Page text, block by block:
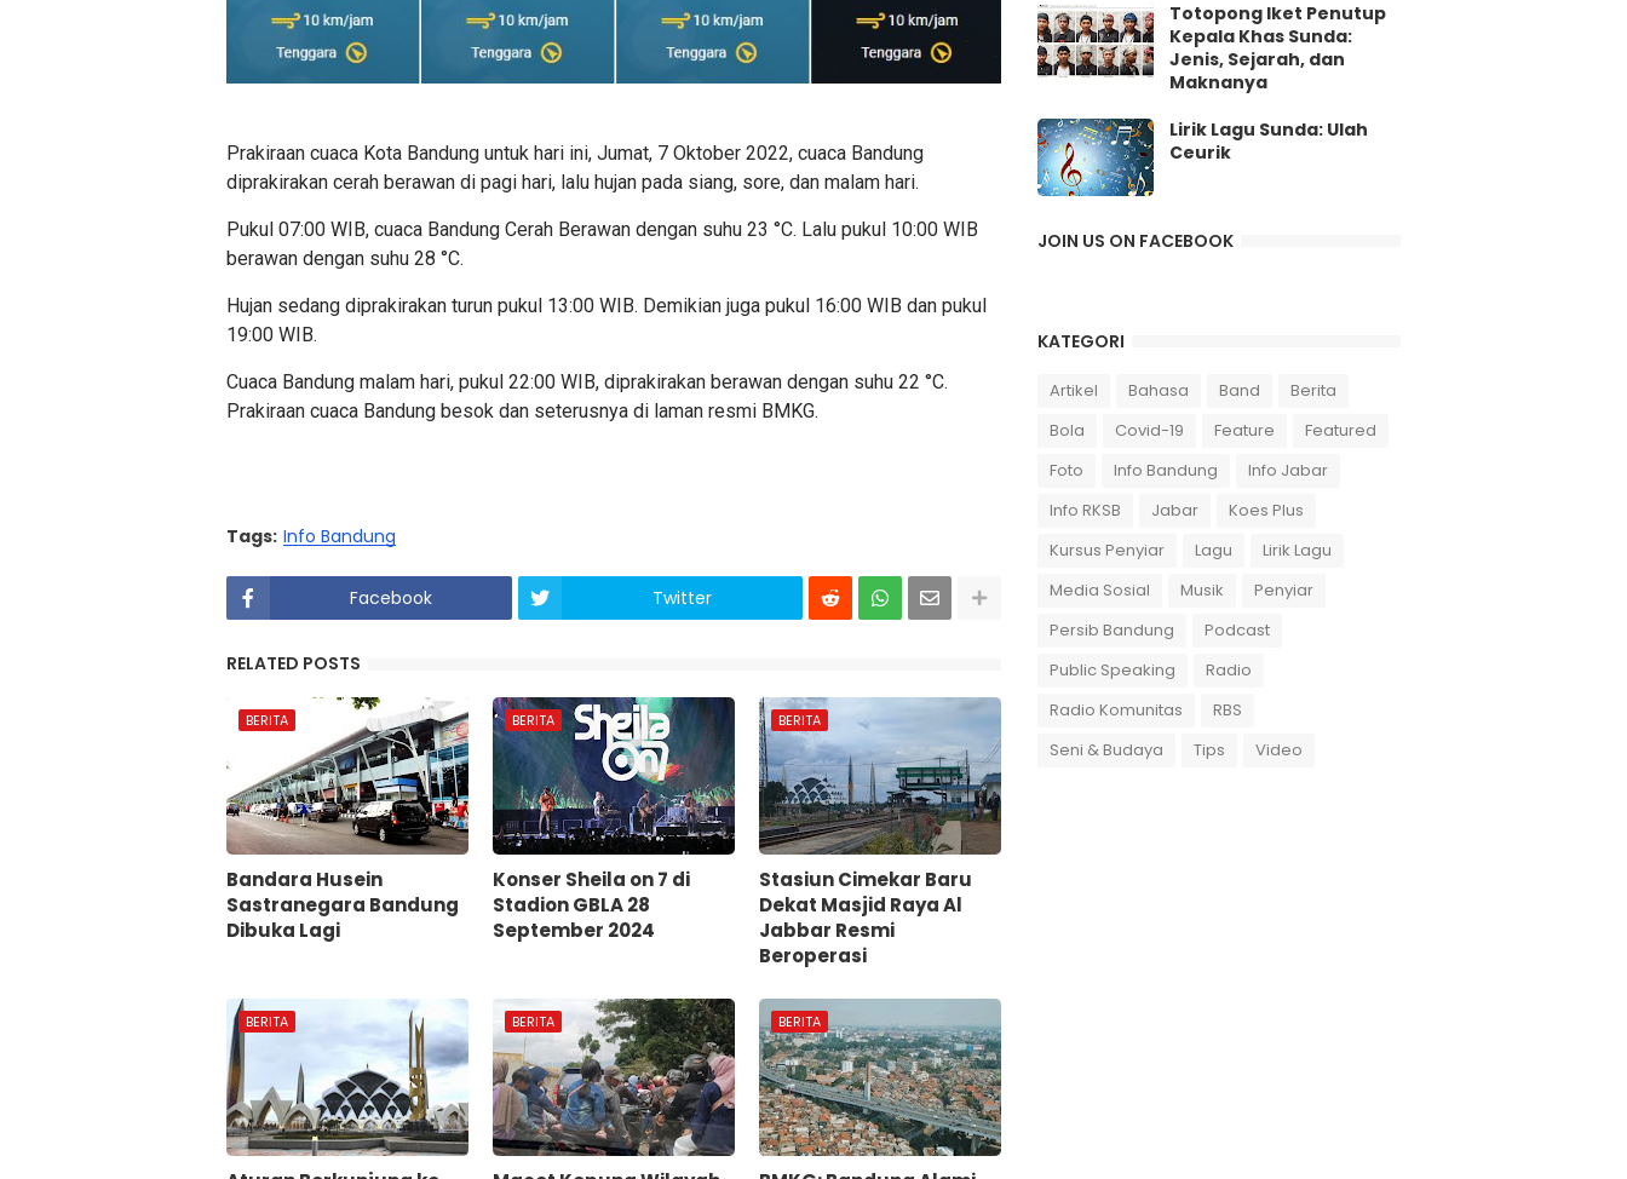
Prakiraan cuaca Kota Bandung untuk hari ini, Jumat, 7 Oktober 2022, cuaca Bandung
diprakirakan cerah berawan di pagi hari, lalu hujan pada siang, sore, dan malam hari.
Pukul 07:00 WIB, cuaca Bandung Cerah Berawan dengan suhu 23 °C. Lalu pukul 10:00 WIB
berawan dengan suhu 28 °C.
Hujan sedang diprakirakan turun pukul 13:00 WIB. Demikian juga pukul 16:00 WIB dan pukul
19:00 WIB.
Cuaca Bandung malam hari, pukul 22:00 WIB, diprakirakan berawan dengan suhu 22 °C.
Prakiraan cuaca Bandung besok dan seterusnya di laman resmi BMKG.
Tags: Info Bandung
Facebook Twitter
RELATED POSTS
BERITA
Bandara Husein
Sastranegara Bandung
Dibuka Lagi
BERITA
Konser Sheila on 7 di
Stadion GBLA 28
September 2024
BERITA
Stasiun Cimekar Baru
Dekat Masjid Raya Al
Jabbar Resmi
Beroperasi
BERITA BERITA BERITA
Totopong Iket Penutup
Kepala Khas Sunda:
Jenis, Sejarah, dan
Maknanya
Lirik Lagu Sunda: Ulah
Ceurik
JOIN US ON FACEBOOK
KATEGORI
Artikel Bahasa Band
Berita
Bola
Covid-19 Feature
Featured
Foto
Info Bandung
Info Jabar
Info RKSB
Jabar
Koes Plus
Kursus Penyiar
Lagu
Lirik Lagu
Media Sosial
Musik
Penyiar
Persib Bandung
Podcast
Public Speaking
Radio
Radio Komunitas
RBS
Seni & Budaya
Tips Video